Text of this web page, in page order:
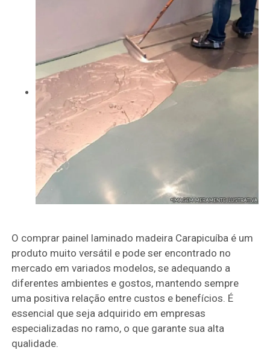
O comprar painel laminado madeira Carapicuíba é um
produto muito versátil e pode ser encontrado no
mercado em variados modelos, se adequando a
diferentes ambientes e gostos, mantendo sempre
uma positiva relação entre custos e benefícios. É
essencial que seja adquirido em empresas
especializadas no ramo, o que garante sua alta
qualidade.